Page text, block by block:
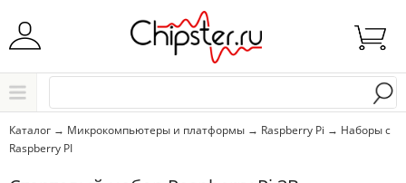
Начните водить название города..
Выбрать
Каталог → Микрокомпьютеры и платформы → Raspberry Pi → Наборы с
Raspberry PI